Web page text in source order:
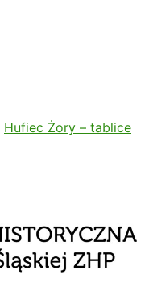
Hufiec Żory – tablice